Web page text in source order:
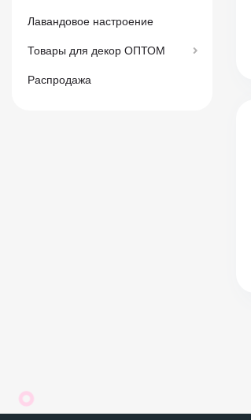
Лавандовое настроение
Товары для декор ОПТОМ
Распродажа